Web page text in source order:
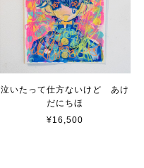
泣いたって仕方ないけど あけ
だにちほ
¥16,500